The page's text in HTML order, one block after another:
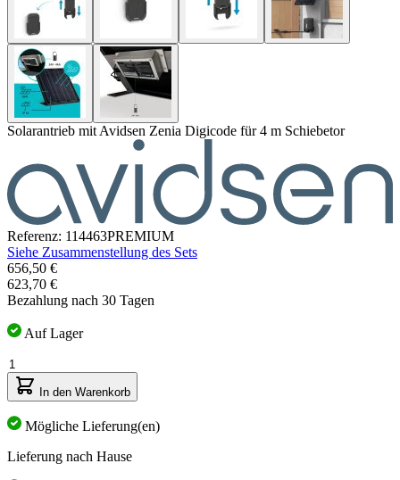
Solarantrieb mit Avidsen Zenia Digicode für 4 m Schiebetor
Referenz: 114463PREMIUM
Siehe Zusammenstellung des Sets
Der
Preis
hängt
den
Optionen
ab
623,70 €
656,50 €
Bezahlung nach 30 Tagen
Auf Lager
Menge
In den Warenkorb
Mögliche Lieferung(en)
Lieferung nach Hause